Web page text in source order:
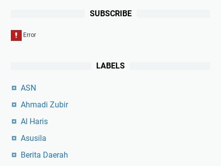
SUBSCRIBE
LABELS
ASN
Ahmadi Zubir
Al Haris
Asusila
Berita Daerah